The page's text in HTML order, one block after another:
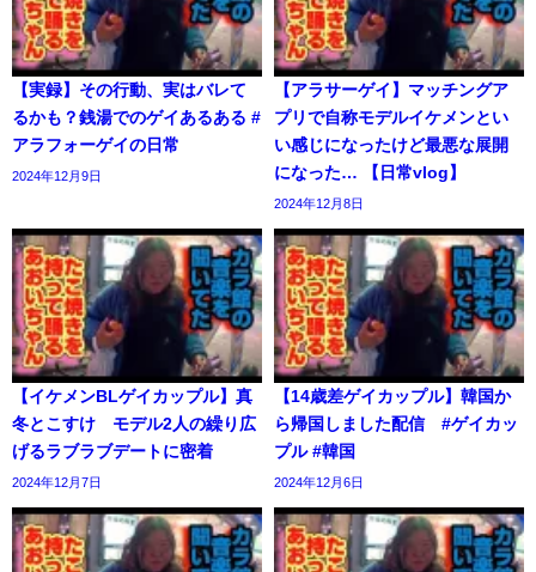
【実録】その行動、実はバレて
るかも？銭湯でのゲイあるある #
アラフォーゲイの日常
2024年12月9日
【アラサーゲイ】マッチングア
プリで自称モデルイケメンとい
い感じになったけど最悪な展開
になった… 【日常vlog】
2024年12月8日
【イケメンBLゲイカップル】真
冬とこすけ モデル2人の繰り広
げるラブラブデートに密着
2024年12月7日
【14歳差ゲイカップル】韓国か
ら帰国しました配信 #ゲイカッ
プル #韓国
2024年12月6日